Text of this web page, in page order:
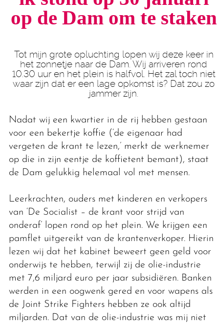
op de Dam om te staken
Tot mijn grote opluchting lopen wij deze keer in
het zonnetje naar de Dam. Wij arriveren rond
10.30 uur en het plein is halfvol. Het zal toch niet
waar zijn dat er een lage opkomst is? Dat zou zo
jammer zijn.
Nadat wij een kwartier in de rij hebben gestaan
voor een bekertje koffie (‘de eigenaar had
vergeten de krant te lezen,’ merkt de werknemer
op die in zijn eentje de koffietent bemant), staat
de Dam gelukkig helemaal vol met mensen.
Leerkrachten, ouders met kinderen en verkopers
van ‘De Socialist – de krant voor strijd van
onderaf’ lopen rond op het plein. We krijgen een
pamflet uitgereikt van de krantenverkoper. Hierin
lezen wij dat het kabinet beweert geen geld voor
onderwijs te hebben, terwijl zij de olie-industrie
met 7,6 miljard euro per jaar subsidiëren. Banken
werden in een oogwenk gered en voor wapens als
de Joint Strike Fighters hebben ze ook altijd
miljarden. Dat van de olie-industrie was mij niet